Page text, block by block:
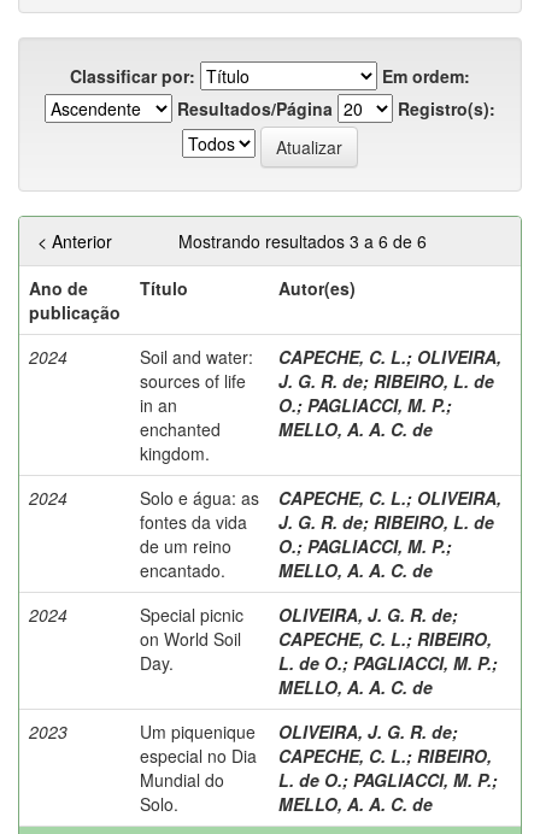
Classificar por:
Em ordem:
Resultados/Página
Registro(s):
Mostrando resultados 3 a 6 de 6
< Anterior
Ano de
publicação
Título Autor(es)
2024
Soil and water:
sources of life
in an
enchanted
kingdom.
CAPECHE, C. L.; OLIVEIRA,
J. G. R. de; RIBEIRO, L. de
O.; PAGLIACCI, M. P.;
MELLO, A. A. C. de
2024
Solo e água: as
fontes da vida
de um reino
encantado.
CAPECHE, C. L.; OLIVEIRA,
J. G. R. de; RIBEIRO, L. de
O.; PAGLIACCI, M. P.;
MELLO, A. A. C. de
2024
Special picnic
on World Soil
Day.
OLIVEIRA, J. G. R. de;
CAPECHE, C. L.; RIBEIRO,
L. de O.; PAGLIACCI, M. P.;
MELLO, A. A. C. de
2023
Um piquenique
especial no Dia
Mundial do
Solo.
OLIVEIRA, J. G. R. de;
CAPECHE, C. L.; RIBEIRO,
L. de O.; PAGLIACCI, M. P.;
MELLO, A. A. C. de